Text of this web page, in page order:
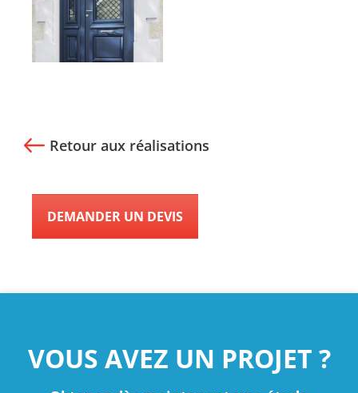
Retour aux réalisations
DEMANDER UN DEVIS
VOUS AVEZ UN PROJET ?